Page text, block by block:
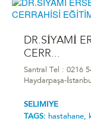
DR.SİYAMİ
CERR...
Santral Tel : 0216
Haydarpaşa-
SELIMIYE
TAGS: hastahane,